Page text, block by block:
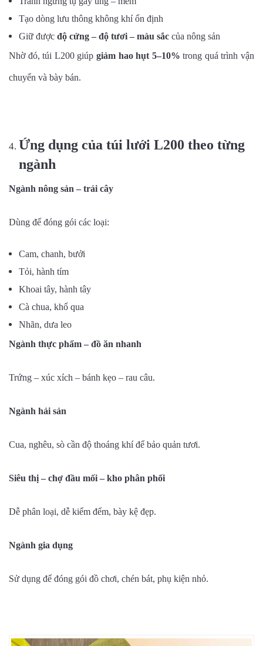
Tạo dòng lưu thông không khí ổn định
Giữ được độ cứng – độ tươi – màu sắc của nông sản
Nhờ đó, túi L200 giúp giảm hao hụt 5–10% trong quá trình vận
chuyển và bày bán.
Ứng dụng của túi lưới L200 theo từng
ngành
Ngành nông sản – trái cây
Dùng để đóng gói các loại:
Cam, chanh, bưởi
Tỏi, hành tím
Khoai tây, hành tây
Cà chua, khổ qua
Nhãn, dưa leo
Ngành thực phẩm – đồ ăn nhanh
Trứng – xúc xích – bánh kẹo – rau câu.
Ngành hải sản
Cua, nghêu, sò cần độ thoáng khí để bảo quản tươi.
Siêu thị – chợ đầu mối – kho phân phối
Dễ phân loại, dễ kiểm đếm, bày kệ đẹp.
Ngành gia dụng
Sử dụng để đóng gói đồ chơi, chén bát, phụ kiện nhỏ.